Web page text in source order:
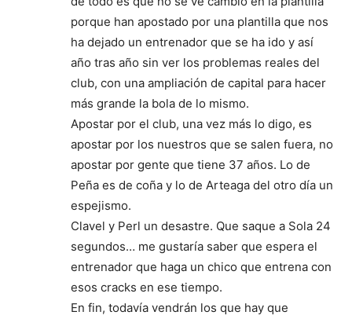
porque han apostado por una plantilla que nos
ha dejado un entrenador que se ha ido y así
año tras año sin ver los problemas reales del
club, con una ampliación de capital para hacer
más grande la bola de lo mismo.
Apostar por el club, una vez más lo digo, es
apostar por los nuestros que se salen fuera, no
apostar por gente que tiene 37 años. Lo de
Peña es de coña y lo de Arteaga del otro día un
espejismo.
Clavel y Perl un desastre. Que saque a Sola 24
segundos… me gustaría saber que espera el
entrenador que haga un chico que entrena con
esos cracks en ese tiempo.
En fin, todavía vendrán los que hay que